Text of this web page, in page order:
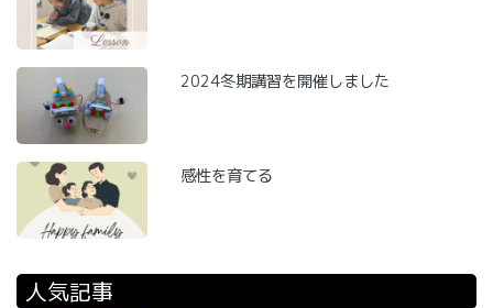
2024冬期講習を開催しました
感性を育てる
人気記事